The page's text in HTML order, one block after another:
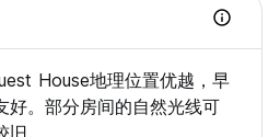
House地理位置优越，早
好。部分房间的自然光线可